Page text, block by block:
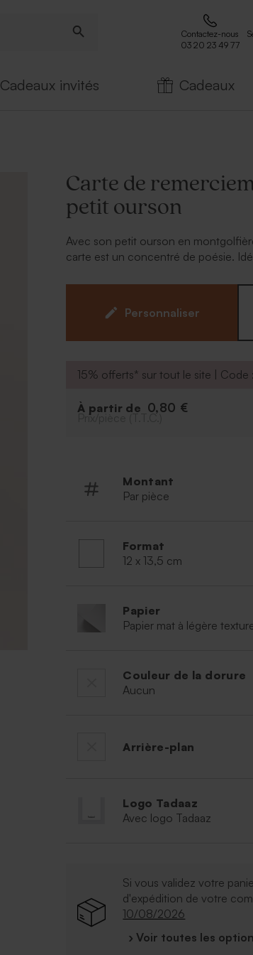
Contactez-nous
03 20 23 49 77
Cadeaux invités Cadeaux
Carte de
petit ourson
Avec son petit ourson en
carte est un concentré de poésie.
Personnaliser
15% offerts* sur tout le site |
À partir de 0,80 €
Prix/pièce (T.T.C.)
Montant
Par pièce
Format
12 x 13,5 cm
Papier
Papier mat à légère
Couleur de la dorure
Aucun
Arrière-plan
Logo Tadaaz
Avec logo Tadaaz
Si vous validez votre
d'expédition de votre
10/08/2026
› Voir toutes les